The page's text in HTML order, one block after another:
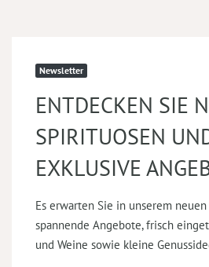
Newsletter
ENTDECKEN SIE
SPIRITUOSEN
EXKLUSIVE
Es erwarten Sie in unserem
spannende Angebote, frisch
und Weine sowie kleine